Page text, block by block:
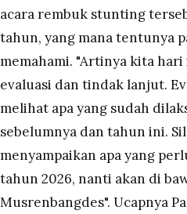
acara rembuk stunting
tahun, yang mana tentunya
memahami. "Artinya kita
evaluasi dan tindak lanjut.
melihat apa yang sudah
sebelumnya dan tahun ini.
menyampaikan apa yang
tahun 2026, nanti akan di
Musrenbangdes". Ucapnya